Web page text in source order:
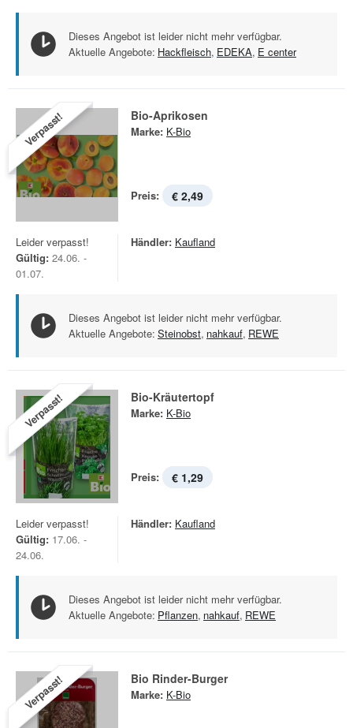
Dieses Angebot ist leider nicht mehr verfügbar.
Aktuelle Angebote: Hackfleisch, EDEKA, E center
Verpasst! Bio-Aprikosen
Marke: K-Bio
Preis: € 2,49
Leider verpasst!
Gültig: 24.06. -
01.07.
Händler: Kaufland
Dieses Angebot ist leider nicht mehr verfügbar.
Aktuelle Angebote: Steinobst, nahkauf, REWE
Verpasst! Bio-Kräutertopf
Marke: K-Bio
Preis: € 1,29
Leider verpasst!
Gültig: 17.06. -
24.06.
Händler: Kaufland
Dieses Angebot ist leider nicht mehr verfügbar.
Aktuelle Angebote: Pflanzen, nahkauf, REWE
Verpasst! Bio Rinder-Burger
Marke: K-Bio